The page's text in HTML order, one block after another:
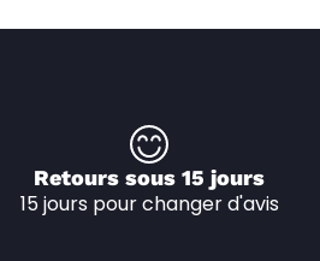
Retours sous 15 jours
15 jours pour changer d'avis